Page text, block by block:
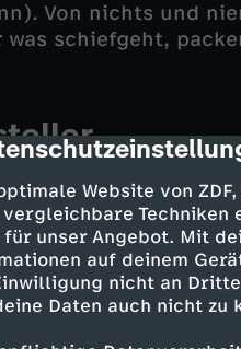
description
Website von
vergleichbare Techniken
unser Angebot. Mit
auf deinem
nicht an
Daten auch nicht zu
Von nichts und
was schiefgeht,
Sol und Hardy bei
greifen, kriegt Sol
zu einem Tattoo